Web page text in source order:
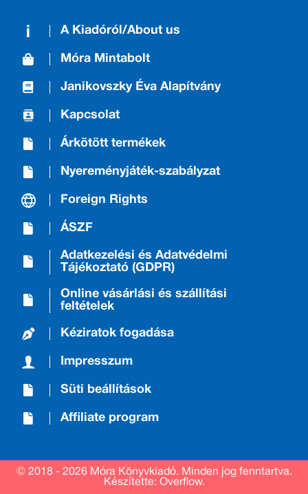
A Kiadóról/About us
Móra Mintabolt
Janikovszky Éva Alapítvány
Kapcsolat
Árkötött termékek
Nyereményjáték-szabályzat
Foreign Rights
ÁSZF
Adatkezelési és Adatvédelmi
Tájékoztató (GDPR)
Online vásárlási és szállítási
feltételek
Kéziratok fogadása
Impresszum
Süti beállítások
Affiliate program
© 2018 - 2026 Móra Könyvkiadó. Minden jog fenntartva.
Készítette: Overflow.